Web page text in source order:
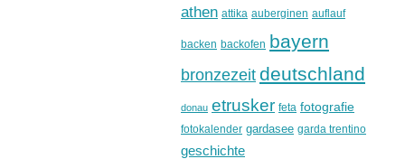
athen attika auberginen auflauf
backen backofen bayern
bronzezeit deutschland
donau etrusker feta fotografie
fotokalender gardasee garda trentino
geschichte